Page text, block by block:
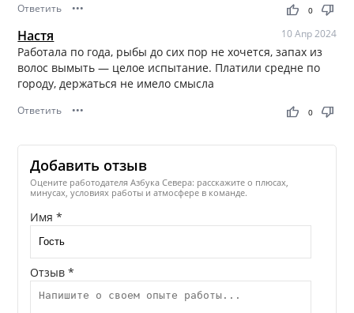
Ответить ••• thumb_up thumb_down
0
Настя 10 Апр 2024
Работала по года, рыбы до сих пор не хочется, запах из
волос вымыть — целое испытание. Платили средне по
городу, держаться не имело смысла
Ответить ••• thumb_up thumb_down
0
Добавить отзыв
Оцените работодателя Азбука Севера: расскажите о плюсах,
минусах, условиях работы и атмосфере в команде.
Имя *
Отзыв *